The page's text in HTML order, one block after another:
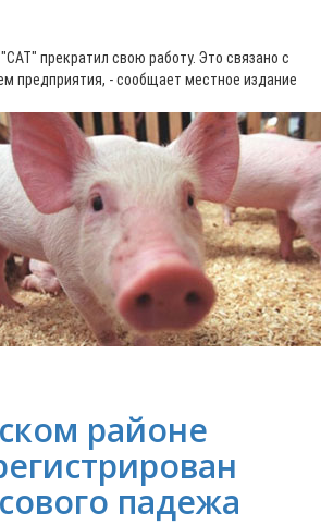
прекратил свою работу. Это связано с
предприятия, - сообщает местное издание
районе
падежа